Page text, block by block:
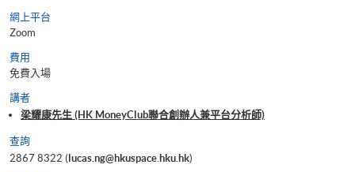
網上平台
Zoom
費用
免費入場
講者
梁耀康先生 (HK MoneyClub聯合創辦人兼平台分析師)
查詢
2867 8322 (lucas.ng@hkuspace.hku.hk)